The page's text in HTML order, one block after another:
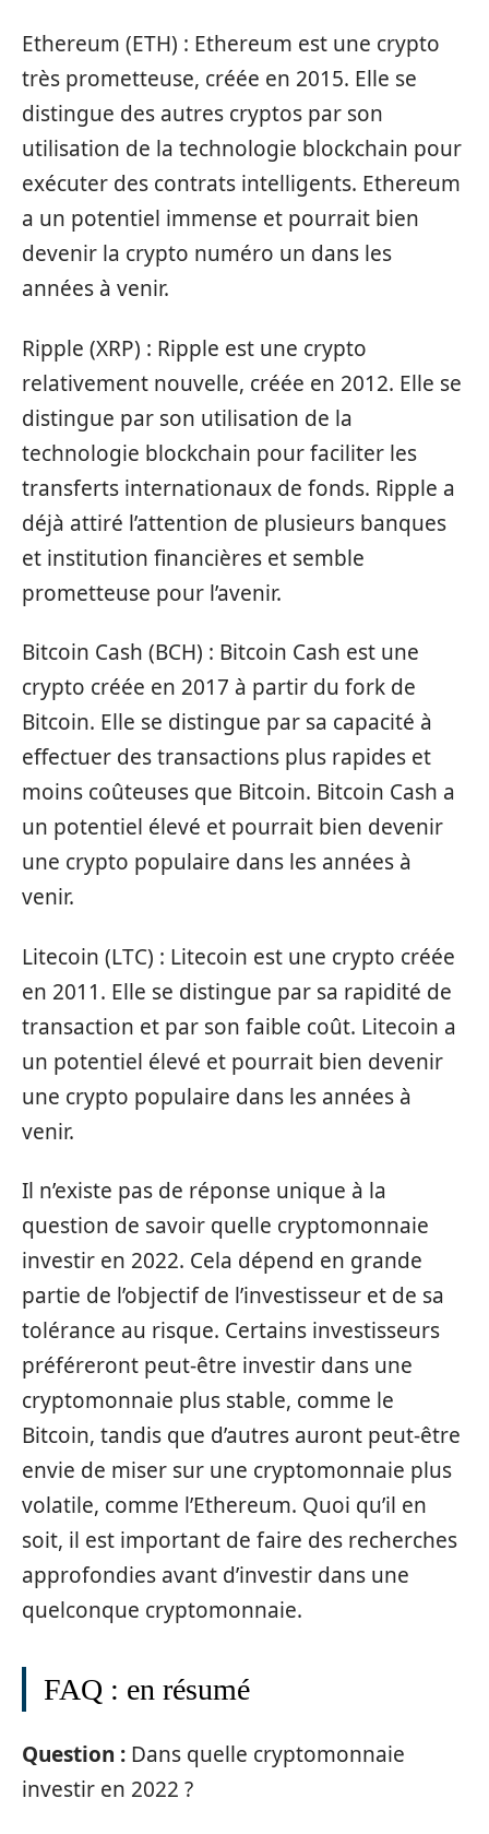
Ethereum (ETH) : Ethereum est une crypto
très prometteuse, créée en 2015. Elle se
distingue des autres cryptos par son
utilisation de la technologie blockchain pour
exécuter des contrats intelligents. Ethereum
a un potentiel immense et pourrait bien
devenir la crypto numéro un dans les
années à venir.
Ripple (XRP) : Ripple est une crypto
relativement nouvelle, créée en 2012. Elle se
distingue par son utilisation de la
technologie blockchain pour faciliter les
transferts internationaux de fonds. Ripple a
déjà attiré l’attention de plusieurs banques
et institution financières et semble
prometteuse pour l’avenir.
Bitcoin Cash (BCH) : Bitcoin Cash est une
crypto créée en 2017 à partir du fork de
Bitcoin. Elle se distingue par sa capacité à
effectuer des transactions plus rapides et
moins coûteuses que Bitcoin. Bitcoin Cash a
un potentiel élevé et pourrait bien devenir
une crypto populaire dans les années à
venir.
Litecoin (LTC) : Litecoin est une crypto créée
en 2011. Elle se distingue par sa rapidité de
transaction et par son faible coût. Litecoin a
un potentiel élevé et pourrait bien devenir
une crypto populaire dans les années à
venir.
Il n’existe pas de réponse unique à la
question de savoir quelle cryptomonnaie
investir en 2022. Cela dépend en grande
partie de l’objectif de l’investisseur et de sa
tolérance au risque. Certains investisseurs
préféreront peut-être investir dans une
cryptomonnaie plus stable, comme le
Bitcoin, tandis que d’autres auront peut-être
envie de miser sur une cryptomonnaie plus
volatile, comme l’Ethereum. Quoi qu’il en
soit, il est important de faire des recherches
approfondies avant d’investir dans une
quelconque cryptomonnaie.
FAQ : en résumé
Question : Dans quelle cryptomonnaie
investir en 2022 ?